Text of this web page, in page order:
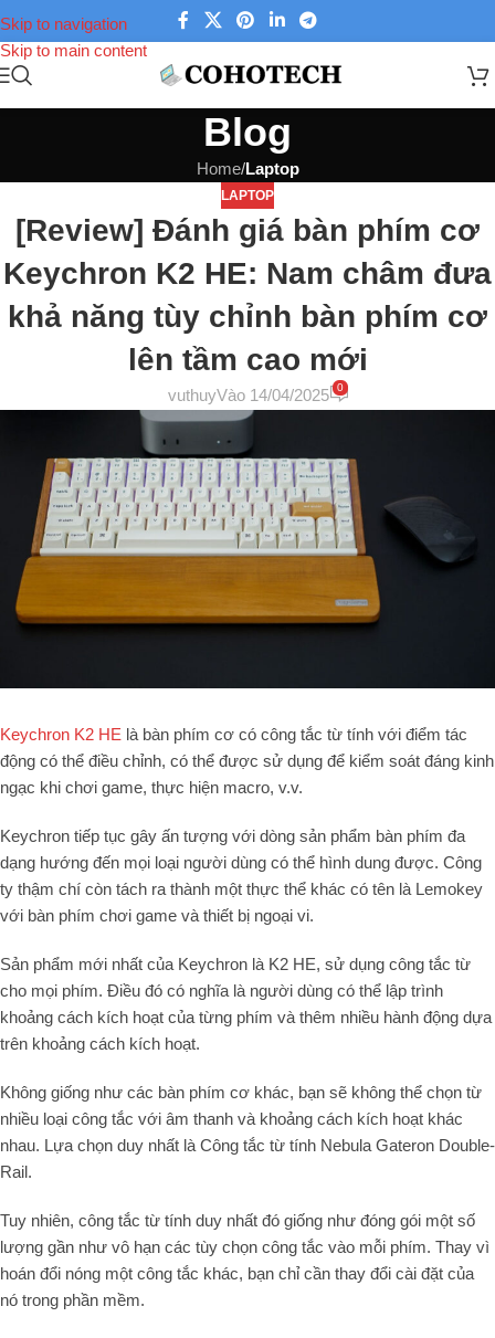
Skip to navigation
Skip to main content
Blog
Home/Laptop
LAPTOP
[Review] Đánh giá bàn phím cơ
Keychron K2 HE: Nam châm đưa
khả năng tùy chỉnh bàn phím cơ
lên ​​tầm cao mới
vuthuyVào 14/04/2025 0
Keychron K2 HE là bàn phím cơ có công tắc từ tính với điểm tác
động có thể điều chỉnh, có thể được sử dụng để kiểm soát đáng kinh
ngạc khi chơi game, thực hiện macro, v.v.
Keychron tiếp tục gây ấn tượng với dòng sản phẩm bàn phím đa
dạng hướng đến mọi loại người dùng có thể hình dung được. Công
ty thậm chí còn tách ra thành một thực thể khác có tên là Lemokey
với bàn phím chơi game và thiết bị ngoại vi.
Sản phẩm mới nhất của Keychron là K2 HE, sử dụng công tắc từ
cho mọi phím. Điều đó có nghĩa là người dùng có thể lập trình
khoảng cách kích hoạt của từng phím và thêm nhiều hành động dựa
trên khoảng cách kích hoạt.
Không giống như các bàn phím cơ khác, bạn sẽ không thể chọn từ
nhiều loại công tắc với âm thanh và khoảng cách kích hoạt khác
nhau. Lựa chọn duy nhất là Công tắc từ tính Nebula Gateron Double-
Rail.
Tuy nhiên, công tắc từ tính duy nhất đó giống như đóng gói một số
lượng gần như vô hạn các tùy chọn công tắc vào mỗi phím. Thay vì
hoán đổi nóng một công tắc khác, bạn chỉ cần thay đổi cài đặt của
nó trong phần mềm.